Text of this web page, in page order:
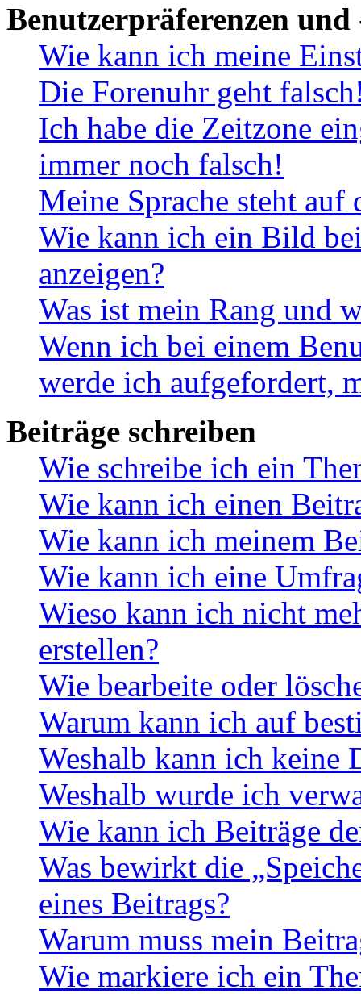
Benutzerpräferenzen und
Wie kann ich meine
Die Forenuhr geht
Ich habe die Zeitzone
immer noch falsch!
Meine Sprache steht
Wie kann ich ein Bild
anzeigen?
Was ist mein Rang und
Wenn ich bei einem
werde ich aufgefordert,
Beiträge schreiben
Wie schreibe ich ein
Wie kann ich einen
Wie kann ich meinem
Wie kann ich eine
Wieso kann ich nicht
erstellen?
Wie bearbeite oder
Warum kann ich auf
Weshalb kann ich keine
Weshalb wurde ich
Wie kann ich Beiträge
Was bewirkt die
eines Beitrags?
Warum muss mein
Wie markiere ich ein